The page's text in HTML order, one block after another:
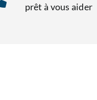
prêt à vous aider